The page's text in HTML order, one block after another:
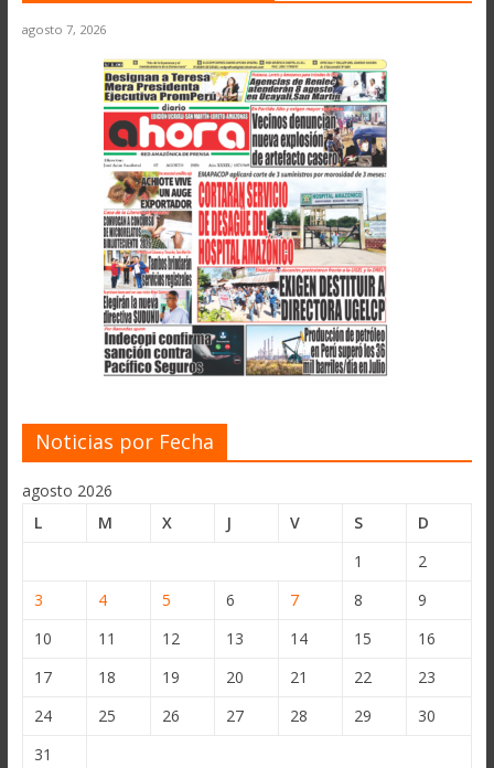
agosto 7, 2026
Noticias por Fecha
agosto 2026
L
M X J V S
D
1
2
3
4 5 6 7 8
9
10
11 12 13 14 15
16
17
18 19 20 21 22
23
24
25 26 27 28 29
30
31